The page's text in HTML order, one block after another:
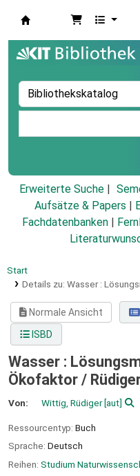
Erweiterte Suche
Aufsätze & Papers
Fachdatenbanken
Start
Details zu: Wasser :
Normale Ansicht
ISBD
Wasser :
Ökofaktor /
Von: Wittig, Rüdiger[aut]
Ressourcentyp: Buch
Sprache: Deutsch
Reihen: Studium